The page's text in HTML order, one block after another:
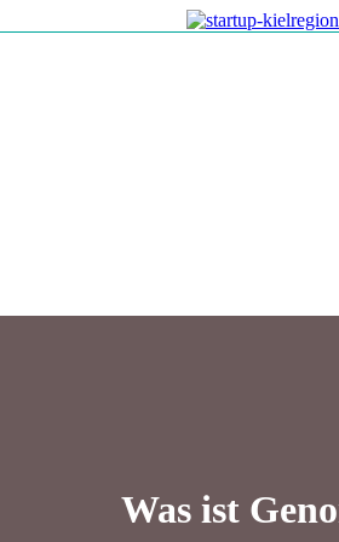
Was ist